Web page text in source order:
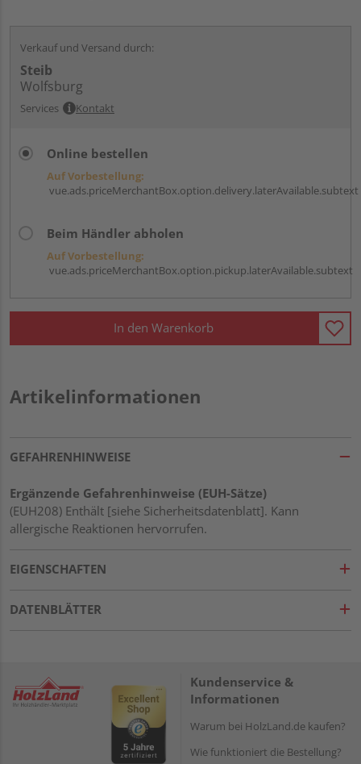
Verkauf und Versand durch:
Steib
Wolfsburg
Services Kontakt
Online bestellen
Auf Vorbestellung:
vue.ads.priceMerchantBox.option.delivery.laterAvailable.subtext
Beim Händler abholen
Auf Vorbestellung:
vue.ads.priceMerchantBox.option.pickup.laterAvailable.subtext
In den Warenkorb
Artikelinformationen
GEFAHRENHINWEISE
Ergänzende Gefahrenhinweise (EUH-Sätze)
(EUH208) Enthält [siehe Sicherheitsdatenblatt]. Kann
allergische Reaktionen hervorrufen.
EIGENSCHAFTEN
DATENBLÄTTER
Kundenservice &
Informationen
Warum bei HolzLand.de kaufen?
Wie funktioniert die Bestellung?